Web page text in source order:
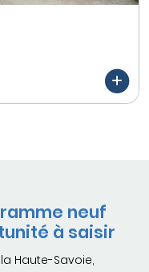
neuf
à saisir
Haute-Savoie,